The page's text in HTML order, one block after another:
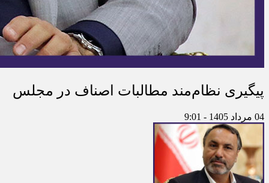
پیگیری نظام‌مند مطالبات اصناف در مجلس
04 مرداد 1405 - 9:01